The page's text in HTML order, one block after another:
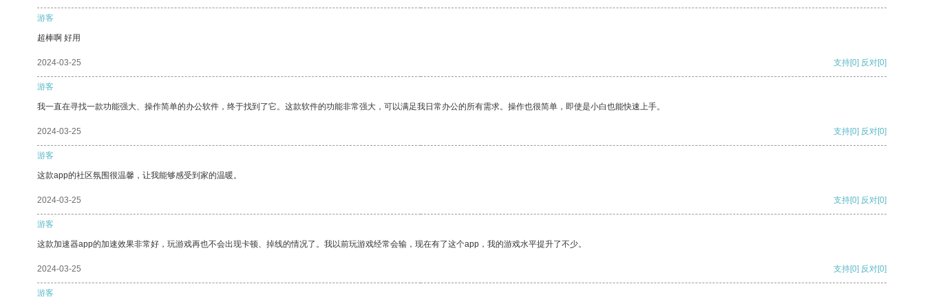
游客
超棒啊 好用
2024-03-25 支持[0] 反对[0]
游客
我一直在寻找一款功能强大、操作简单的办公软件，终于找到了它。这款软件的功能非常强大，可以满足我日常办公的所有需求。操作也很简单，即使是小白也能快速上手。
2024-03-25 支持[0] 反对[0]
游客
这款app的社区氛围很温馨，让我能够感受到家的温暖。
2024-03-25 支持[0] 反对[0]
游客
这款加速器app的加速效果非常好，玩游戏再也不会出现卡顿、掉线的情况了。我以前玩游戏经常会输，现在有了这个app，我的游戏水平提升了不少。
2024-03-25 支持[0] 反对[0]
游客